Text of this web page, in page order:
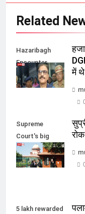
Related
Hazaribagh
Encounter
में थे
Supreme
Court's big
decision
5 lakh rewarded